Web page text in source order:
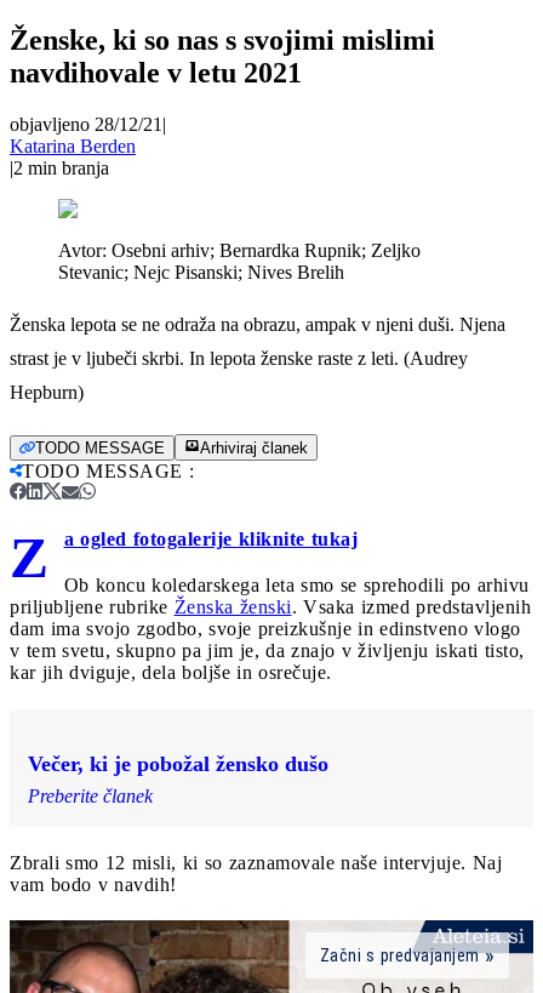
Ženske, ki so nas s svojimi mislimi
navdihovale v letu 2021
objavljeno 28/12/21 |
Katarina Berden
|2 min branja
Avtor: Osebni arhiv; Bernardka Rupnik; Zeljko
Stevanic; Nejc Pisanski; Nives Brelih
Ženska lepota se ne odraža na obrazu, ampak v njeni duši. Njena
strast je v ljubeči skrbi. In lepota ženske raste z leti. (Audrey
Hepburn)
TODO MESSAGE Arhiviraj članek
TODO MESSAGE :
Z a ogled fotogalerije kliknite tukaj
Ob koncu koledarskega leta smo se sprehodili po arhivu
priljubljene rubrike Ženska ženski. Vsaka izmed predstavljenih
dam ima svojo zgodbo, svoje preizkušnje in edinstveno vlogo
v tem svetu, skupno pa jim je, da znajo v življenju iskati tisto,
kar jih dviguje, dela boljše in osrečuje.
Večer, ki je pobožal žensko dušo
Preberite članek
Zbrali smo 12 misli, ki so zaznamovale naše intervjuje. Naj
vam bodo v navdih!
Začni s predvajanjem